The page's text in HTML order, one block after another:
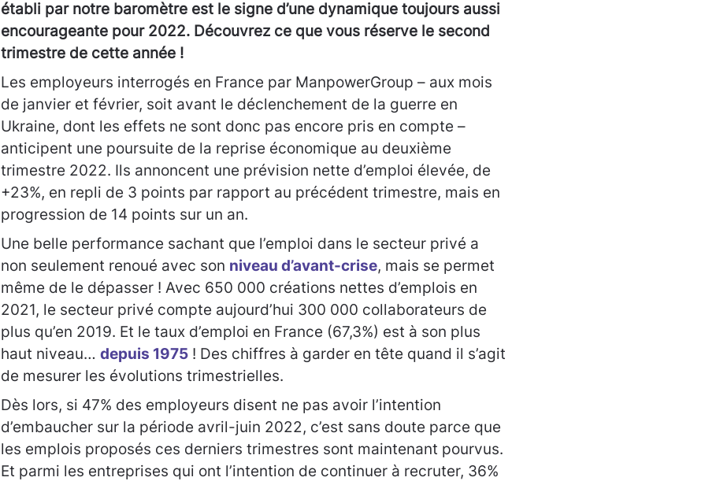
établi par notre baromètre est le signe d’une dynamique toujours aussi
encourageante pour 2022. Découvrez ce que vous réserve le second
trimestre de cette année !
Les employeurs interrogés en France par ManpowerGroup – aux mois
de janvier et février, soit avant le déclenchement de la guerre en
Ukraine, dont les effets ne sont donc pas encore pris en compte –
anticipent une poursuite de la reprise économique au deuxième
trimestre 2022. Ils annoncent une prévision nette d’emploi élevée, de
+23%, en repli de 3 points par rapport au précédent trimestre, mais en
progression de 14 points sur un an.
Une belle performance sachant que l’emploi dans le secteur privé a
non seulement renoué avec son niveau d’avant-crise, mais se permet
même de le dépasser ! Avec 650 000 créations nettes d’emplois en
2021, le secteur privé compte aujourd’hui 300 000 collaborateurs de
plus qu’en 2019. Et le taux d’emploi en France (67,3%) est à son plus
haut niveau… depuis 1975 ! Des chiffres à garder en tête quand il s’agit
de mesurer les évolutions trimestrielles.
Dès lors, si 47% des employeurs disent ne pas avoir l’intention
d’embaucher sur la période avril-juin 2022, c’est sans doute parce que
les emplois proposés ces derniers trimestres sont maintenant pourvus.
Et parmi les entreprises qui ont l’intention de continuer à recruter, 36%